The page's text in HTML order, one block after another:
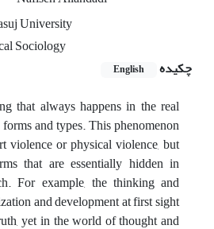
University
Sociology
چکیده
English
that always happens in the real
and types. This phenomenon
violence or physical violence, but
that are essentially hidden in
For example, the thinking and
and development at first sight
yet in the world of thought and